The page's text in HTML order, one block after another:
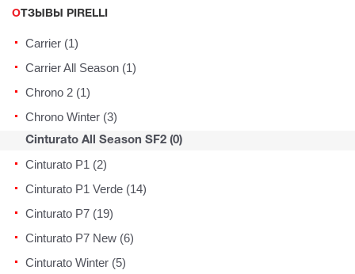
ОТЗЫВЫ PIRELLI
Carrier (1)
Carrier All Season (1)
Chrono 2 (1)
Chrono Winter (3)
Cinturato All Season SF2 (0)
Cinturato P1 (2)
Cinturato P1 Verde (14)
Cinturato P7 (19)
Cinturato P7 New (6)
Cinturato Winter (5)